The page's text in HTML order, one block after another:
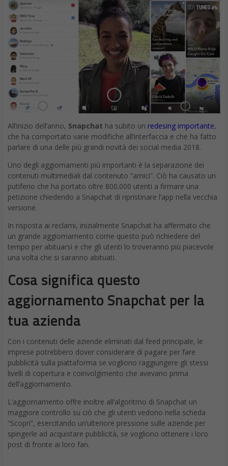
All’inizio dell’anno, Snapchat ha subito un redesing importante,
che ha comportato varie modifiche all’interfaccia e che ha fatto
parlare di una delle più grandi novità dei social media 2018.
Uno degli aggiornamenti più importanti è la separazione dei
contenuti multimediali dal contenuto “amici”. Ciò ha causato un
putiferio che ha portato oltre 800.000 utenti a firmare una
petizione chiedendo a Snapchat di ripristinare l’app nella vecchia
versione.
In risposta ai reclami, inizialmente Snapchat ha affermato che
un grande aggiornamento come questo può richiedere del
tempo per abituarsi e che gli utenti lo troveranno più piacevole
una volta che si saranno abituati.
Cosa significa questo
aggiornamento Snapchat per la
tua azienda
Con i contenuti delle aziende eliminati dal feed principale, le
imprese potrebbero dover considerare di pagare per fare
pubblicità sulla piattaforma se vogliono raggiungere gli stessi
livelli di copertura e coinvolgimento che avevano prima
dell’aggiornamento.
L’aggiornamento offre inoltre all’algoritmo di Snapchat un
maggiore controllo su ciò che gli utenti vedono nella scheda
“Scopri”, esercitando un’ulteriore pressione sulle aziende per
spingerle ad acquistare pubblicità, se vogliono ottenere i loro
post di fronte ai loro fan.